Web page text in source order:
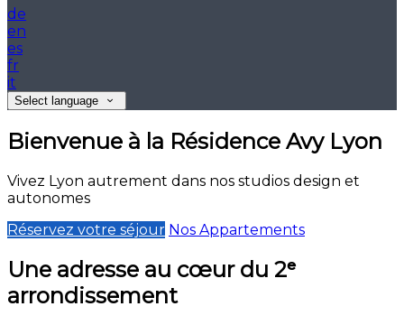
de
en
es
fr
it
Select language
Bienvenue à la Résidence Avy Lyon
Vivez Lyon autrement dans nos studios design et
autonomes
Réservez votre séjour Nos Appartements
Une adresse au cœur du 2ᵉ
arrondissement